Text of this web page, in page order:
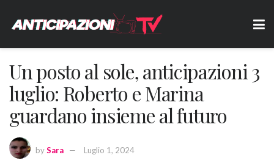
Un posto al sole, anticipazioni 3
luglio: Roberto e Marina
guardano insieme al futuro
bySara Luglio 1, 2024